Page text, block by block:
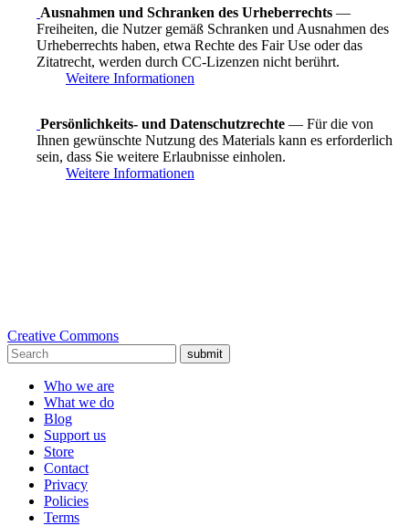
Ausnahmen und Schranken des Urheberrechts —
Freiheiten, die Nutzer gemäß Schranken und Ausnahmen des
Urheberrechts haben, etwa Rechte des Fair Use oder das
Zitatrecht, werden durch CC-Lizenzen nicht berührt.
Weitere Informationen
Persönlichkeits- und Datenschutzrechte — Für die von
Ihnen gewünschte Nutzung des Materials kann es erforderlich
sein, dass Sie weitere Erlaubnisse einholen.
Weitere Informationen
Creative Commons
submit
Who we are
What we do
Blog
Support us
Store
Contact
Privacy
Policies
Terms